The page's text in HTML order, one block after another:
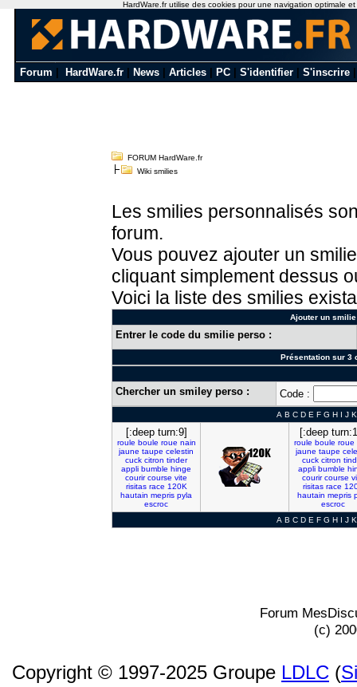
Forum HardWare.fr News Articles PC S'identifier S'inscrire
FORUM HardWare.fr
Wiki smilies
Les smilies personnalisés
forum.
Vous pouvez ajouter un
cliquant simplement dessus
Voici la liste des smilies
Ajouter un
Entrer le code du smilie perso :
Présentation sur 3
Chercher un smiley perso : Code :
A B C D E F G H I J K
[:deep turn:9]
roule boule roue nain
jaune taupe celestin
cuck citron tinder
appli bumble hinge
courir course vite
risitas race 120K
hautain mepris pyla
escroc
[:deep
roule boule roue
jaune taupe
cuck citron
appli bumble
courir course
risitas race
hautain mepris
escroc
A B C D E F G H I J K
Forum
(c)
Copyright © 1997-2025 Groupe LDLC (
HardWare.fr utilise des cookies pour une navigation optimale